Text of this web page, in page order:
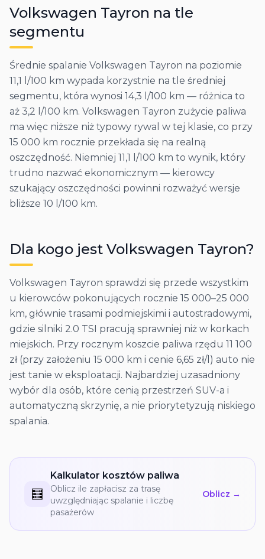
Volkswagen Tayron na tle
segmentu
Średnie spalanie Volkswagen Tayron na poziomie
11,1 l/100 km wypada korzystnie na tle średniej
segmentu, która wynosi 14,3 l/100 km — różnica to
aż 3,2 l/100 km. Volkswagen Tayron zużycie paliwa
ma więc niższe niż typowy rywal w tej klasie, co przy
15 000 km rocznie przekłada się na realną
oszczędność. Niemniej 11,1 l/100 km to wynik, który
trudno nazwać ekonomicznym — kierowcy
szukający oszczędności powinni rozważyć wersje
bliższe 10 l/100 km.
Dla kogo jest Volkswagen Tayron?
Volkswagen Tayron sprawdzi się przede wszystkim
u kierowców pokonujących rocznie 15 000–25 000
km, głównie trasami podmiejskimi i autostradowymi,
gdzie silniki 2.0 TSI pracują sprawniej niż w korkach
miejskich. Przy rocznym koszcie paliwa rzędu 11 100
zł (przy założeniu 15 000 km i cenie 6,65 zł/l) auto nie
jest tanie w eksploatacji. Najbardziej uzasadniony
wybór dla osób, które cenią przestrzeń SUV-a i
automatyczną skrzynię, a nie priorytetyzują niskiego
spalania.
🧮
Kalkulator kosztów paliwa
Oblicz ile zapłacisz za trasę
uwzględniając spalanie i liczbę
pasażerów
Oblicz →